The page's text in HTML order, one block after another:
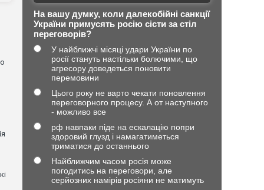
На вашу думку, коли далекобійні санкції
України примусять росію сісти за стіл
переговорів?
У найближчі місяці удари України по
росії стануть настільки болючими, що
агресору доведеться поновити
перемовини
Цього року не варто чекати поновлення
переговорного процесу. А от наступного
- можливо все
рф навпаки піде на ескалацію попри
здоровий глузд і намагатиметься
триматися до останнього
Найближчим часом росія може
погодитись на переговори, але
серйозних намірів росіяни не матимуть